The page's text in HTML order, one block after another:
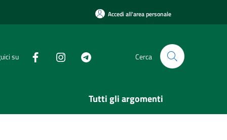
Accedi all'area personale
su Cerca
Tutti gli argomenti